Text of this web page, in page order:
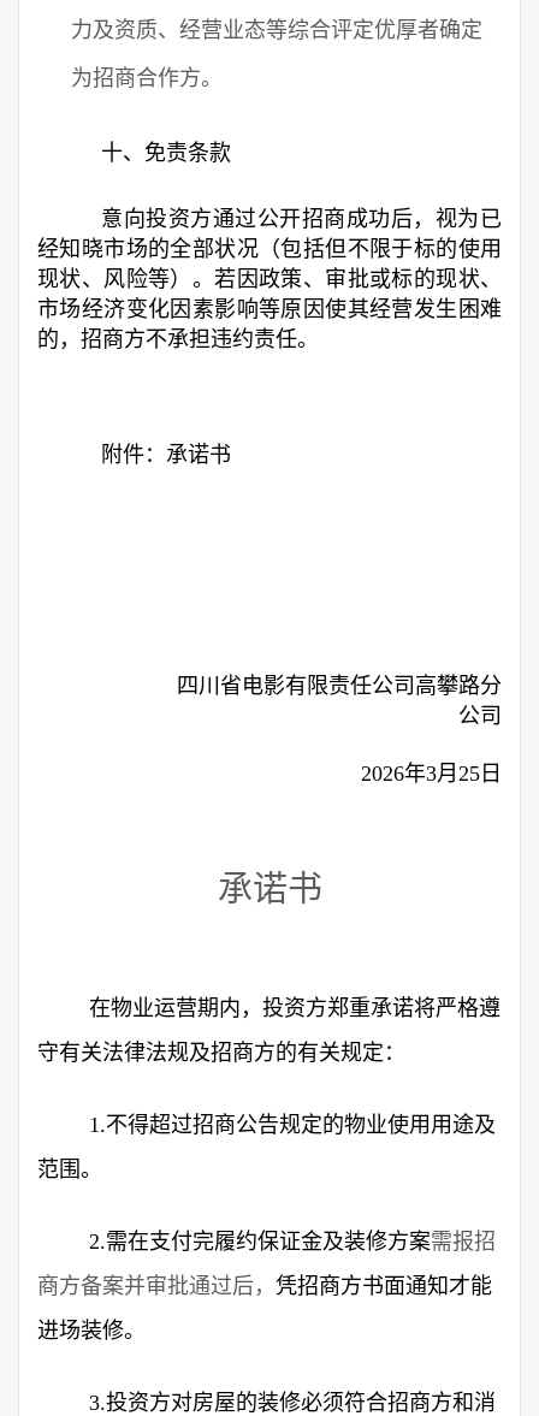
力及资质、经营业态等综合评定优厚者确定
为招商合作方。
十、免责条款
意向投资方通过公开招商成功后，视为已
经知晓市场的全部状况（包括但不限于标的使用
现状、风险等）。若因政策、审批或标的现状、
市场经济变化因素影响等原因使其经营发生困难
的，招商方不承担违约责任。
附件：承诺书
四川省电影有限责任公司高攀路分
公司
2026年3月25日
承诺书
在物业运营期内，投资方郑重承诺将严格遵
守有关法律法规及招商方的有关规定：
1.不得超过招商公告规定的物业使用用途及
范围。
2.需在支付完履约保证金及装修方案需报招
商方备案并审批通过后， 凭招商方书面通知才能
进场装修。
3.投资方对房屋的装修必须符合招商方和消